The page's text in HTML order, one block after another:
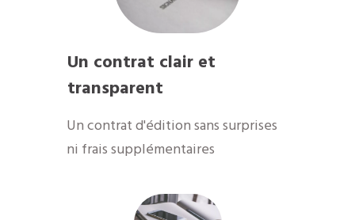
Un contrat clair et
transparent
Un contrat d'édition sans surprises
ni frais supplémentaires